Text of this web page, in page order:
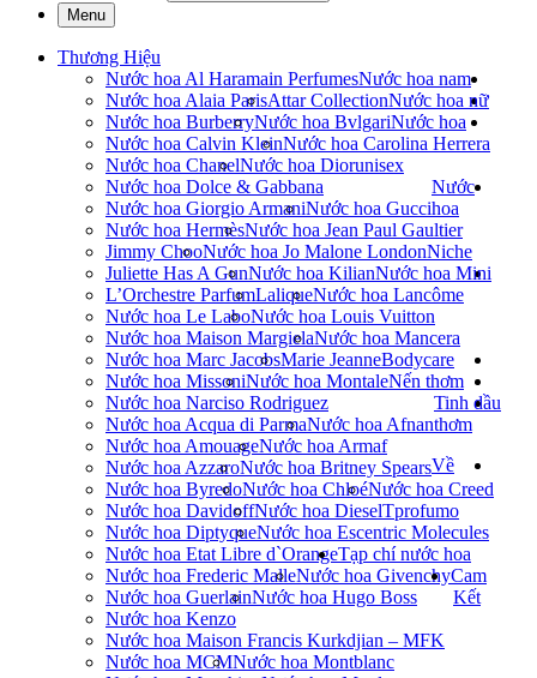
Menu
Thương Hiệu
Nước hoa Al Haramain Perfumes
Nước hoa Alaia ParisAttar Collection
Nước hoa BurberryNước hoa Bvlgari
Nước hoa Calvin KleinNước hoa Carolina Herrera
Nước hoa ChanelNước hoa Dior
Nước hoa Dolce & Gabbana
Nước hoa Giorgio ArmaniNước hoa Gucci
Nước hoa HermèsNước hoa Jean Paul Gaultier
Jimmy ChooNước hoa Jo Malone London
Juliette Has A GunNước hoa Kilian
L’Orchestre ParfumLaliqueNước hoa Lancôme
Nước hoa Le LaboNước hoa Louis Vuitton
Nước hoa Maison MargielaNước hoa Mancera
Nước hoa Marc JacobsMarie Jeanne
Nước hoa MissoniNước hoa Montale
Nước hoa Narciso Rodriguez
Nước hoa Acqua di ParmaNước hoa Afnan
Nước hoa AmouageNước hoa Armaf
Nước hoa AzzaroNước hoa Britney Spears
Nước hoa ByredoNước hoa ChloéNước hoa Creed
Nước hoa DavidoffNước hoa Diesel
Nước hoa DiptyqueNước hoa Escentric Molecules
Nước hoa Etat Libre d`Orange
Nước hoa Frederic MalleNước hoa Givenchy
Nước hoa GuerlainNước hoa Hugo Boss
Nước hoa Kenzo
Nước hoa Maison Francis Kurkdjian – MFK
Nước hoa MCMNước hoa Montblanc
Nước hoa nam
Nước hoa nữ
Nước hoa
unisex
Nước
hoa
Niche
Nước hoa Mini
Bodycare
Nến thơm
Tinh dầu
thơm
Về
Tprofumo
Tạp chí nước hoa
Cam
Kết